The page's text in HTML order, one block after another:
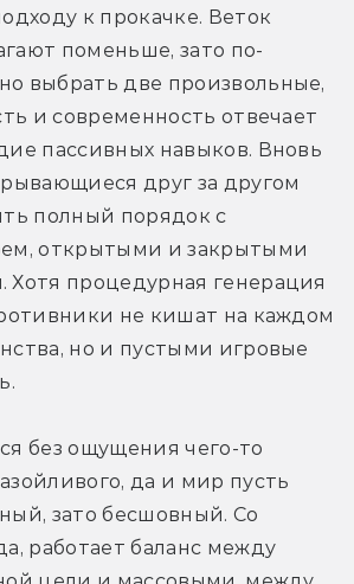
к прокачке. Веток
поменьше, зато по-
выбрать две произвольные,
и современность отвечает
пассивных навыков. Вновь
друг за другом
полный порядок с
открытыми и закрытыми
Хотя процедурная генерация
не кишат на каждом
но и пустыми игровые
без ощущения чего-то
да и мир пусть
зато бесшовный. Со
работает баланс между